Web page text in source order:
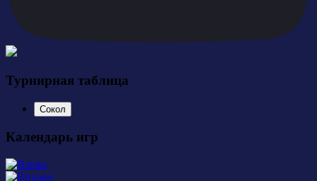
Турнирная таблица
Сокол
Календарь игр